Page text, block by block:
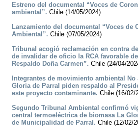
Estreno del documental “Voces de
ambiental”. Chile (14/05/2024)
Lanzamiento del documental “Voces de
Ambiental”. Chile (07/05/2024)
Tribunal acogió reclamación en contra
de invalidar de oficio la RCA favorable
Respaldo Doña Carmen”. Chile (24/04/
Integrantes de movimiento ambiental
Gloria de Parral piden respaldo al
este proyecto contaminante. Chile (16/02/
Segundo Tribunal Ambiental confirmó
central termoeléctrica de biomasa La
de Municipalidad de Parral. Chile (12/02/